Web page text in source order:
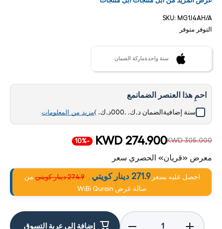
SKU: MG1J4AH/A
التوفر
متوفر
سنة واحدةماركة الضمان
احمِ هذا العنصر الضمانمع
سنة إضافيةالضمان د.ك. .000د.ك. )مزيد من المعلومات
KWD 305.000
KWD 274.900
-10%
معرض «قريان» الحصري سعر
احصل عليه بسعر271.9 دينار كويتي 274.9 دينار كويتي
من
صالة عرض WiBi Qurain
تقليل
زيادة
إضافة إلى عربة التسوق